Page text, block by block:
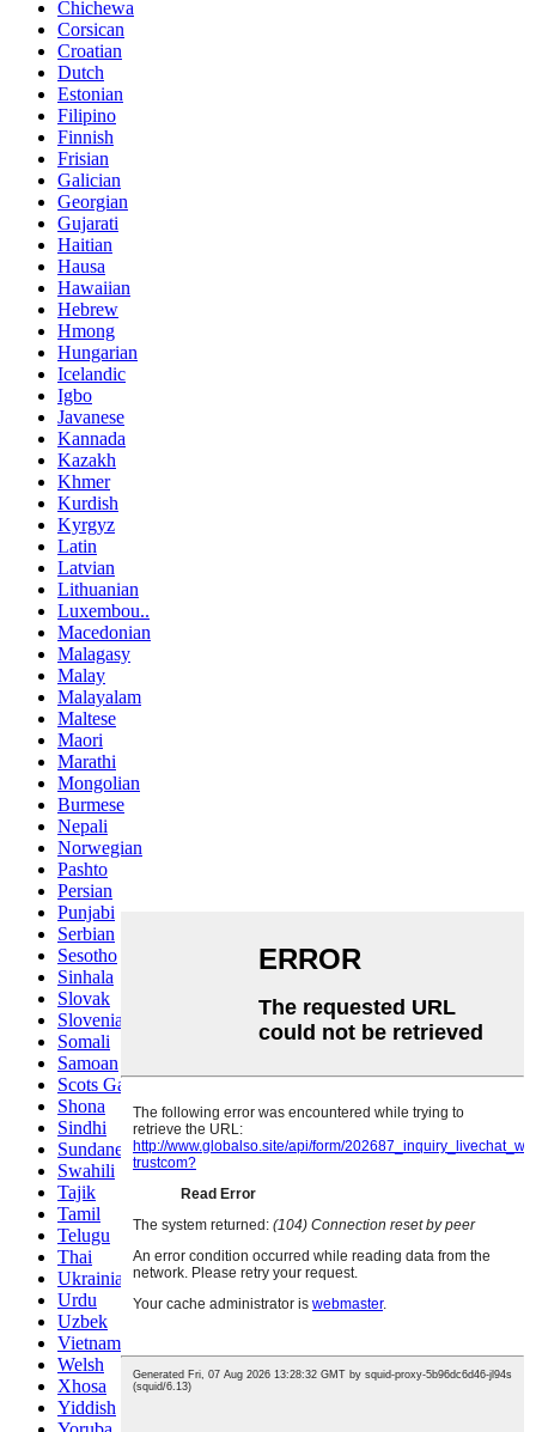
Chichewa
Corsican
Croatian
Dutch
Estonian
Filipino
Finnish
Frisian
Galician
Georgian
Gujarati
Haitian
Hausa
Hawaiian
Hebrew
Hmong
Hungarian
Icelandic
Igbo
Javanese
Kannada
Kazakh
Khmer
Kurdish
Kyrgyz
Latin
Latvian
Lithuanian
Luxembou..
Macedonian
Malagasy
Malay
Malayalam
Maltese
Maori
Marathi
Mongolian
Burmese
Nepali
Norwegian
Pashto
Persian
Punjabi
Serbian
Sesotho
Sinhala
Slovak
Slovenian
Somali
Samoan
Scots Gaelic
Shona
Sindhi
Sundanese
Swahili
Tajik
Tamil
Telugu
Thai
Ukrainian
Urdu
Uzbek
Vietnamese
Welsh
Xhosa
Yiddish